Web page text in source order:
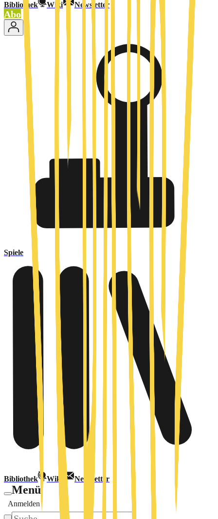
Bibliothek Wiki Newsletter
Abo
Spiele
Bibliothek Wiki Newsletter
Menü
Anmelden